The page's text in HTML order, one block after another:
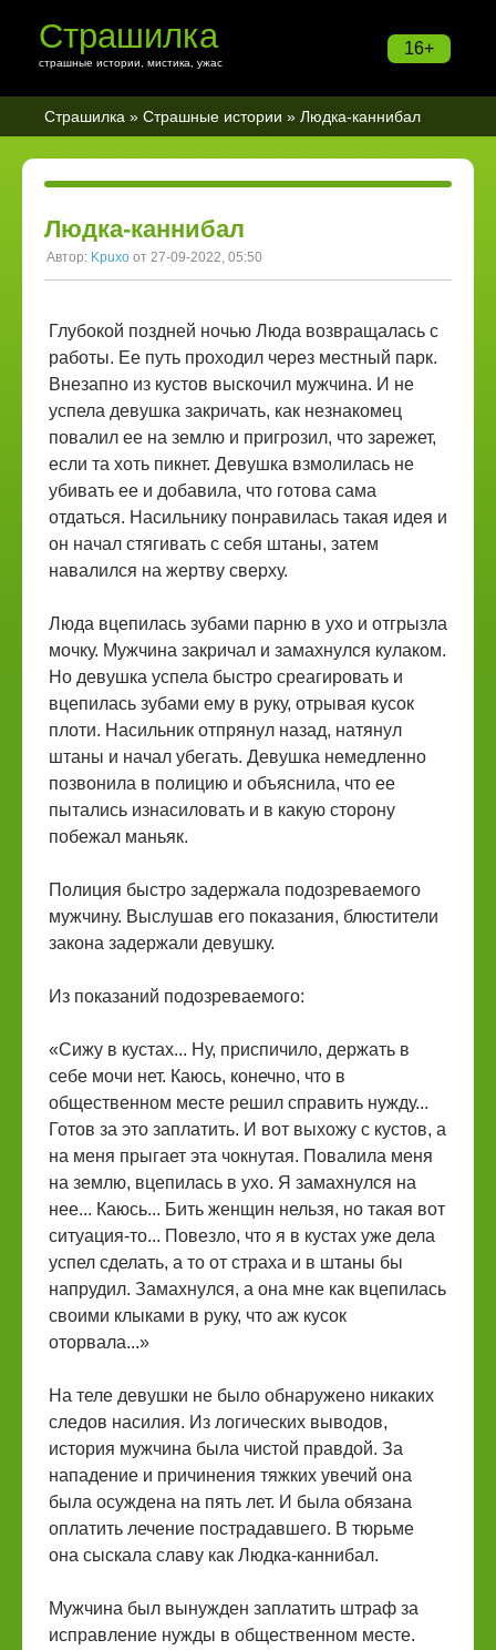
16+
Страшилка
страшные истории, мистика, ужас
Страшилка » Страшные истории » Людка-каннибал
Людка-каннибал
Автор: Kpuxo от 27-09-2022, 05:50
Глубокой поздней ночью Люда возвращалась с
работы. Ее путь проходил через местный парк.
Внезапно из кустов выскочил мужчина. И не
успела девушка закричать, как незнакомец
повалил ее на землю и пригрозил, что зарежет,
если та хоть пикнет. Девушка взмолилась не
убивать ее и добавила, что готова сама
отдаться. Насильнику понравилась такая идея и
он начал стягивать с себя штаны, затем
навалился на жертву сверху.
Люда вцепилась зубами парню в ухо и отгрызла
мочку. Мужчина закричал и замахнулся кулаком.
Но девушка успела быстро среагировать и
вцепилась зубами ему в руку, отрывая кусок
плоти. Насильник отпрянул назад, натянул
штаны и начал убегать. Девушка немедленно
позвонила в полицию и объяснила, что ее
пытались изнасиловать и в какую сторону
побежал маньяк.
Полиция быстро задержала подозреваемого
мужчину. Выслушав его показания, блюстители
закона задержали девушку.
Из показаний подозреваемого:
«Сижу в кустах... Ну, приспичило, держать в
себе мочи нет. Каюсь, конечно, что в
общественном месте решил справить нужду...
Готов за это заплатить. И вот выхожу с кустов, а
на меня прыгает эта чокнутая. Повалила меня
на землю, вцепилась в ухо. Я замахнулся на
нее... Каюсь... Бить женщин нельзя, но такая вот
ситуация-то... Повезло, что я в кустах уже дела
успел сделать, а то от страха и в штаны бы
напрудил. Замахнулся, а она мне как вцепилась
своими клыками в руку, что аж кусок
оторвала...»
На теле девушки не было обнаружено никаких
следов насилия. Из логических выводов,
история мужчина была чистой правдой. За
нападение и причинения тяжких увечий она
была осуждена на пять лет. И была обязана
оплатить лечение пострадавшего. В тюрьме
она сыскала славу как Людка-каннибал.
Мужчина был вынужден заплатить штраф за
исправление нужды в общественном месте.